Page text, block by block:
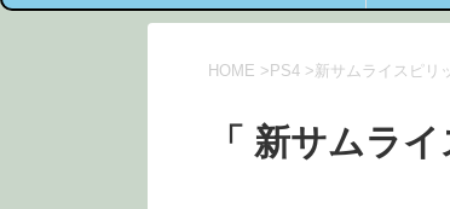
HOME > PS4 >新サムライスピリ
「 新サムラ